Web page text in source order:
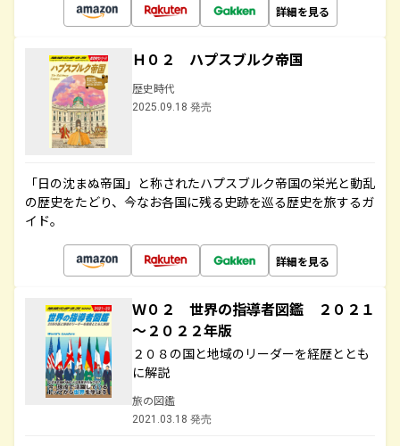
詳細を見る
Ｈ０２ ハプスブルク帝国
歴史時代
2025.09.18 発売
「日の沈まぬ帝国」と称されたハプスブルク帝国の栄光と動乱
の歴史をたどり、今なお各国に残る史跡を巡る歴史を旅するガ
イド。
詳細を見る
Ｗ０２ 世界の指導者図鑑 ２０２１
～２０２２年版
２０８の国と地域のリーダーを経歴ととも
に解説
旅の図鑑
2021.03.18 発売